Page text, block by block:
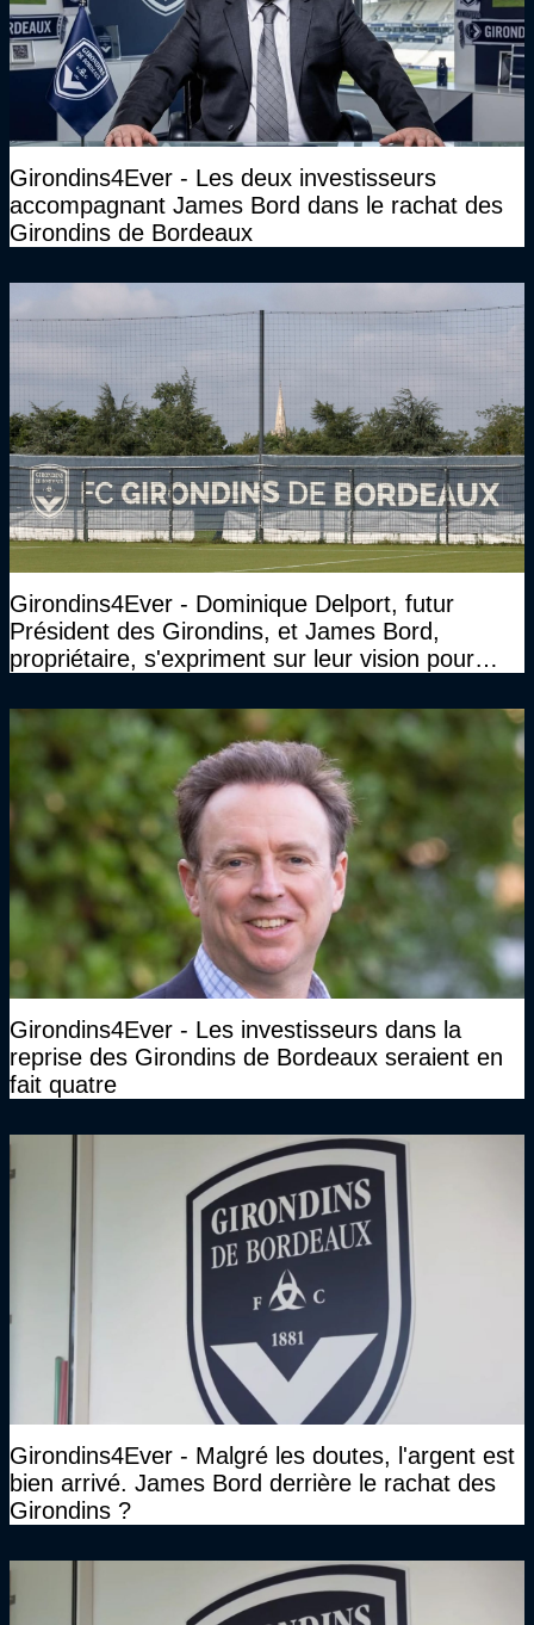
Girondins4Ever - Les deux investisseurs
accompagnant James Bord dans le rachat des
Girondins de Bordeaux
Girondins4Ever - Dominique Delport, futur
Président des Girondins, et James Bord,
propriétaire, s'expriment sur leur vision pour
Girondins4Ever - Les investisseurs dans la
reprise des Girondins de Bordeaux seraient en
fait quatre
Girondins4Ever - Malgré les doutes, l'argent est
bien arrivé. James Bord derrière le rachat des
Girondins ?